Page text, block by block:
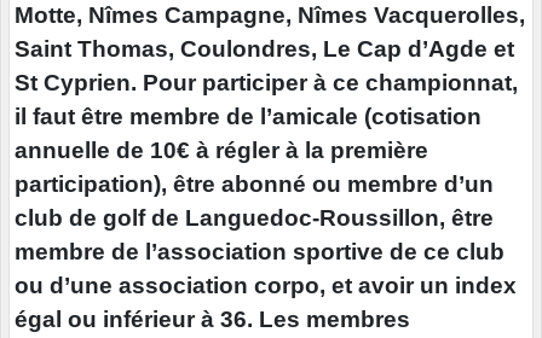
Motte, Nîmes Campagne, Nîmes Vacquerolles,
Saint Thomas, Coulondres, Le Cap d’Agde et
St Cyprien. Pour participer à ce championnat,
il faut être membre de l’amicale (cotisation
annuelle de 10€ à régler à la première
participation), être abonné ou membre d’un
club de golf de Languedoc-Roussillon, être
membre de l’association sportive de ce club
ou d’une association corpo, et avoir un index
égal ou inférieur à 36. Les membres